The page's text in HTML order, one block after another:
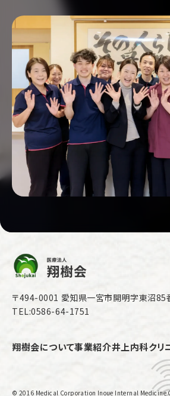
〒494-0001 愛知県一宮市開明字東沼85
TEL:0586-64-1751
翔樹会について事業紹介井上内科クリ
© 2016 Medical Corporation Inoue Internal Medicine